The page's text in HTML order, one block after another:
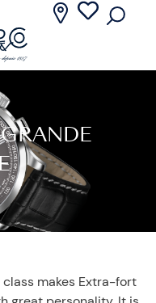
makes Extra-fort